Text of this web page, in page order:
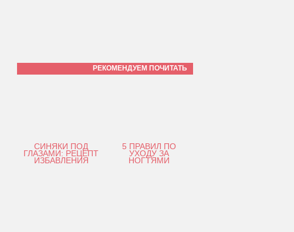
РЕКОМЕНДУЕМ ПОЧИТАТЬ
СИНЯКИ ПОД
ГЛАЗАМИ: РЕЦЕПТ
ИЗБАВЛЕНИЯ
5 ПРАВИЛ ПО
УХОДУ ЗА
НОГТЯМИ